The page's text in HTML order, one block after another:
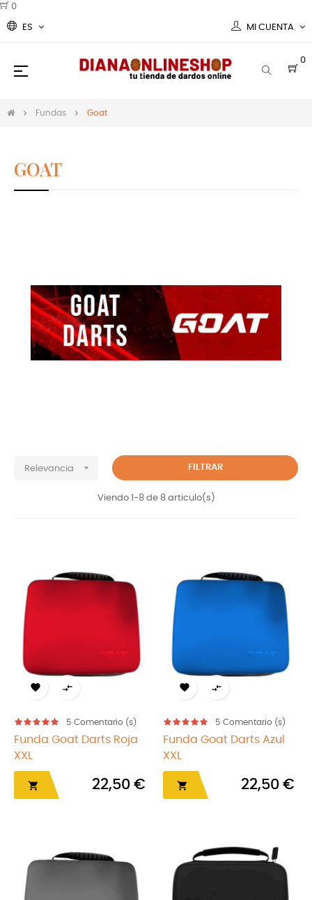
0
ES MI CUENTA
0
Navegación
☰
Fundas Goat
GOAT
Relevancia  FILTRAR
Viendo 1-8 de 8 articulo(s)
 
5 Comentario (s)
Funda Goat Darts Roja
XXL
 22,50 €
 
5 Comentario (s)
Funda Goat Darts Azul
XXL
 22,50 €